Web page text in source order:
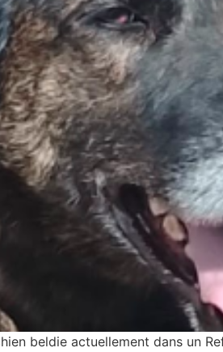
beldie actuellement dans un